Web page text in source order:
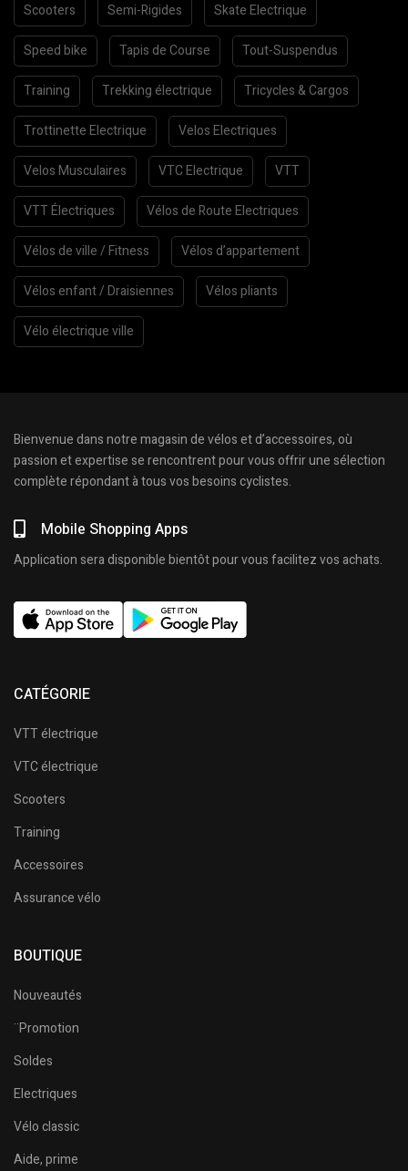
Scooters Semi-Rigides Skate Electrique
Speed bike Tapis de Course Tout-Suspendus
Training Trekking électrique Tricycles & Cargos
Trottinette Electrique Velos Electriques
Velos Musculaires VTC Electrique VTT
VTT Électriques Vélos de Route Electriques
Vélos de ville / Fitness Vélos d’appartement
Vélos enfant / Draisiennes Vélos pliants
Vélo électrique ville
Bienvenue dans notre magasin de vélos et d’accessoires, où
passion et expertise se rencontrent pour vous offrir une sélection
complète répondant à tous vos besoins cyclistes.
Mobile Shopping Apps
Application sera disponible bientôt pour vous facilitez vos achats.
CATÉGORIE
VTT électrique
VTC électrique
Scooters
Training
Accessoires
Assurance vélo
BOUTIQUE
Nouveautés
¨Promotion
Soldes
Electriques
Vélo classic
Aide, prime